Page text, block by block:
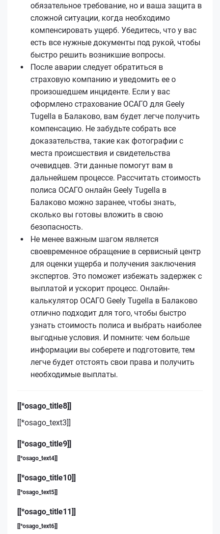
обязательное требование, но и ваша защита в
сложной ситуации, когда необходимо
компенсировать ущерб. Убедитесь, что у вас
есть все нужные документы под рукой, чтобы
быстро решить возникшие вопросы.
После аварии следует обратиться в
страховую компанию и уведомить ее о
произошедшем инциденте. Если у вас
оформлено страхование ОСАГО для Geely
Tugella в Балаково, вам будет легче получить
компенсацию. Не забудьте собрать все
доказательства, такие как фотографии с
места происшествия и свидетельства
очевидцев. Эти данные помогут вам в
дальнейшем процессе. Рассчитать стоимость
полиса ОСАГО онлайн Geely Tugella в
Балаково можно заранее, чтобы знать,
сколько вы готовы вложить в свою
безопасность.
Не менее важным шагом является
своевременное обращение в сервисный центр
для оценки ущерба и получения заключения
экспертов. Это поможет избежать задержек с
выплатой и ускорит процесс. Онлайн-
калькулятор ОСАГО Geely Tugella в Балаково
отлично подходит для того, чтобы быстро
узнать стоимость полиса и выбрать наиболее
выгодные условия. И помните: чем больше
информации вы соберете и подготовите, тем
легче будет отстоять свои права и получить
необходимые выплаты.
[[*osago_title8]]
[[*osago_text3]]
[[*osago_title9]]
[[*osago_text4]]
[[*osago_title10]]
[[*osago_text5]]
[[*osago_title11]]
[[*osago_text6]]